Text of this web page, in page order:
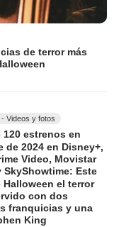
de terror más
- Videos y fotos
120 estrenos en
de 2024 en Disney+,
Video, Movistar
SkyShowtime: Este
Halloween el terror
con dos
franquicias y una
King